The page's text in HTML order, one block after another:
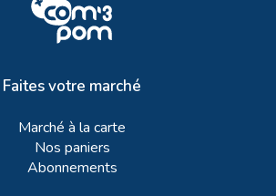
Faites votre marché
Marché à la carte
Nos paniers
Abonnements